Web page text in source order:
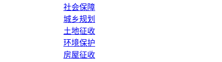
社会保障
城乡规划
土地征收
环境保护
房屋征收